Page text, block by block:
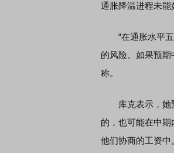
通胀降温进程未能
“在通胀水平五
的风险。如果预
称。
库克表示，她预
的，也可能在中
他们协商的工资中